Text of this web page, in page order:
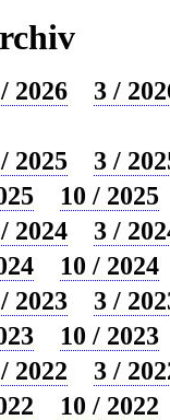
2026
3 /
2025
3 /
10 / 2025
2024
3 /
10 / 2024
2023
3 /
10 / 2023
2022
3 /
10 / 2022